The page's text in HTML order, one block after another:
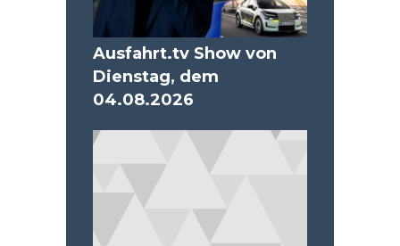
Ausfahrt.tv Show von
Dienstag, dem
04.08.2026